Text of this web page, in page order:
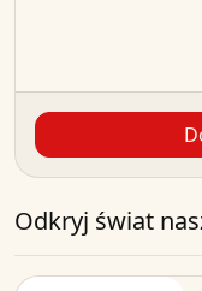
Odkryj świat